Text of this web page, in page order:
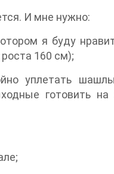
И мне нужно:
я буду
160 см);
уплетать
готовить на